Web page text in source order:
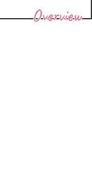
Overview